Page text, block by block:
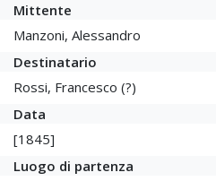
Mittente
Manzoni, Alessandro
Destinatario
Rossi, Francesco (?)
Data
[1845]
Luogo di partenza